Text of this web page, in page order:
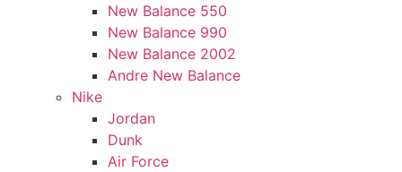
New Balance 550
New Balance 990
New Balance 2002
Andre New Balance
Nike
Jordan
Dunk
Air Force